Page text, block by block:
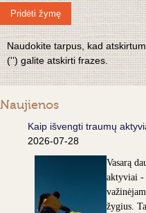
Pridėti žymę
Naudokite tarpus, kad
('') galite atskirti frazes.
Naujienos
Kaip išvengti traumų
2026-07-28
Vasarą
aktyviai -
žygius.